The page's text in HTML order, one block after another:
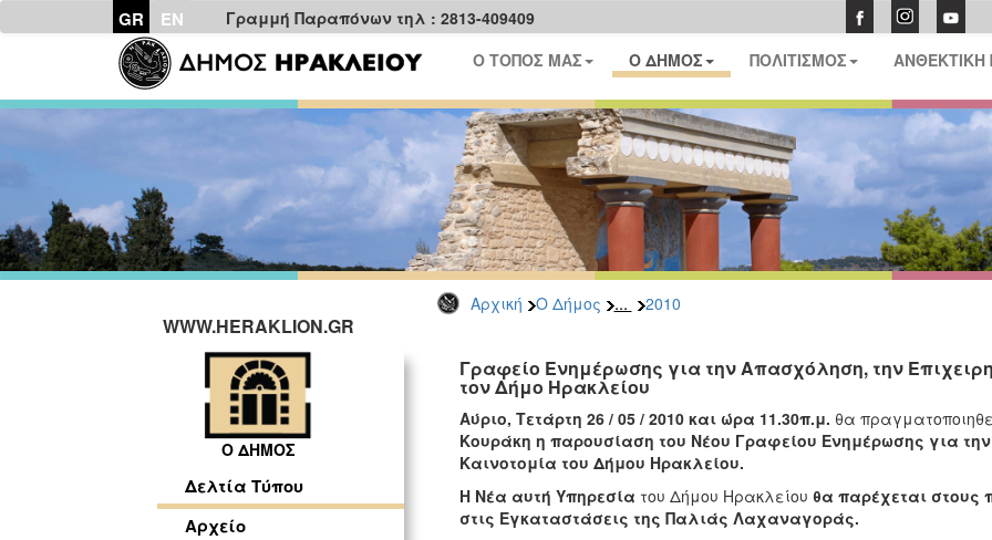
GR EN Γραμμή Παραπόνων τηλ : 2813-409409
Ο ΤΟΠΟΣ ΜΑΣ Ο ΔΗΜΟΣ ΠΟΛΙΤΙΣΜΟΣ ΑΝΘΕΚΤΙΚΗ
Αρχική Ο Δήμος ... 2010
WWW.HERAKLION.GR
Ο ΔΗΜΟΣ
Δελτία Τύπου
Αρχείο
Γραφείο Ενημέρωσης για την Απασχόληση, την
τον Δήμο Ηρακλείου
Αύριο, Τετάρτη 26 / 05 / 2010 και ώρα 11.30π.μ. θα
Κουράκη η παρουσίαση του Νέου Γραφείου Ενημέρωσης για
Καινοτομία του Δήμου Ηρακλείου.
Η Νέα αυτή Υπηρεσία του Δήμου Ηρακλείου θα παρέχεται στους
στις Εγκαταστάσεις της Παλιάς Λαχαναγοράς.